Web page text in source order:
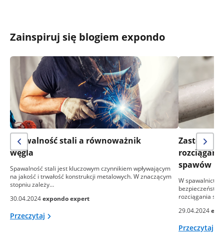
Zainspiruj się blogiem expondo
Spawalność stali a równoważnik
węgla
Spawalność stali jest kluczowym czynnikiem wpływającym
na jakość i trwałość konstrukcji metalowych. W znaczącym
stopniu zależy…
30.04.2024expondo expert
Przeczytaj
spawów
W
rozciągania
29.04.2024
Przeczytaj